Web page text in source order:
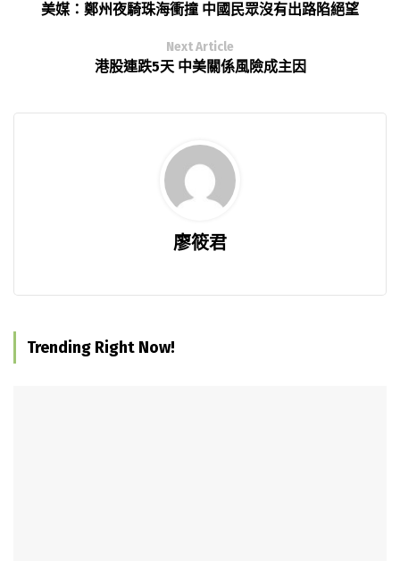
美媒：鄭州夜騎珠海衝撞 中國民眾沒有出路陷絕望
Next Article
港股連跌5天 中美關係風險成主因
廖筱君
Trending Right Now!